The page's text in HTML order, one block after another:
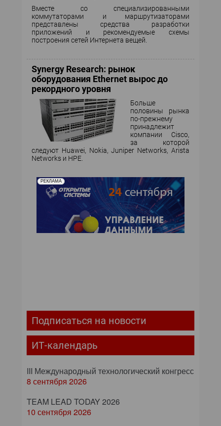
Вместе со специализированными
коммутаторами и маршрутизаторами
представлены средства разработки
приложений и рекомендуемые схемы
построения сетей Интернета вещей.
Synergy Research: рынок
оборудования Ethernet вырос до
рекордного уровня
Больше
половины рынка
по-прежнему
принадлежит
компании Cisco,
за которой
следуют Huawei, Nokia, Juniper Networks, Arista
Networks и HPE.
РЕКЛАМА
Подписаться на новости
ИТ-календарь
III Международный технологический конгресс
8 сентября 2026
TEAM LEAD TODAY 2026
10 сентября 2026